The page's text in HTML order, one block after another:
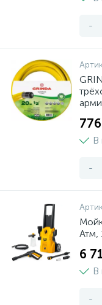
-
В
-
Атм,
6
В
-